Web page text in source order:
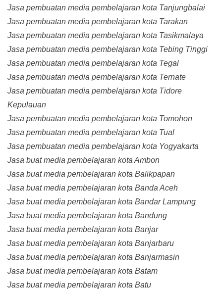
Jasa pembuatan media pembelajaran kota Tanjungbalai
Jasa pembuatan media pembelajaran kota Tarakan
Jasa pembuatan media pembelajaran kota Tasikmalaya
Jasa pembuatan media pembelajaran kota Tebing Tinggi
Jasa pembuatan media pembelajaran kota Tegal
Jasa pembuatan media pembelajaran kota Ternate
Jasa pembuatan media pembelajaran kota Tidore
Kepulauan
Jasa pembuatan media pembelajaran kota Tomohon
Jasa pembuatan media pembelajaran kota Tual
Jasa pembuatan media pembelajaran kota Yogyakarta
Jasa buat media pembelajaran kota Ambon
Jasa buat media pembelajaran kota Balikpapan
Jasa buat media pembelajaran kota Banda Aceh
Jasa buat media pembelajaran kota Bandar Lampung
Jasa buat media pembelajaran kota Bandung
Jasa buat media pembelajaran kota Banjar
Jasa buat media pembelajaran kota Banjarbaru
Jasa buat media pembelajaran kota Banjarmasin
Jasa buat media pembelajaran kota Batam
Jasa buat media pembelajaran kota Batu